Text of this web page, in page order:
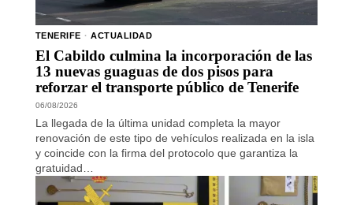
TENERIFE · ACTUALIDAD
El Cabildo culmina la incorporación de las
13 nuevas guaguas de dos pisos para
reforzar el transporte público de Tenerife
06/08/2026
La llegada de la última unidad completa la mayor
renovación de este tipo de vehículos realizada en la isla
y coincide con la firma del protocolo que garantiza la
gratuidad…